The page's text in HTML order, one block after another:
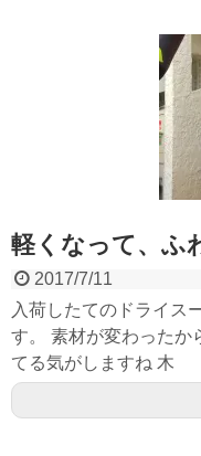
軽くなって、ふ
2017/7/11
入荷したてのドライス
す。 素材が変わったか
てる気がしますね 木